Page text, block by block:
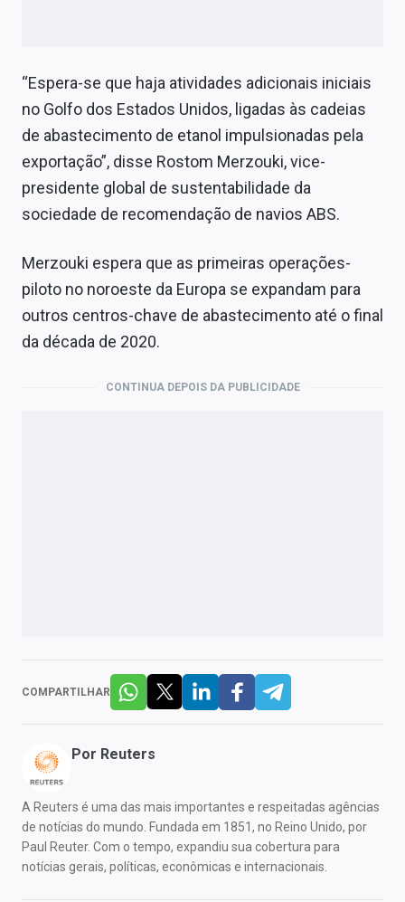
“Espera-se que haja atividades adicionais iniciais
no Golfo dos Estados Unidos, ligadas às cadeias
de abastecimento de etanol impulsionadas pela
exportação”, disse Rostom Merzouki, vice-
presidente global de sustentabilidade da
sociedade de recomendação de navios ABS.
Merzouki espera que as primeiras operações-
piloto no noroeste da Europa se expandam para
outros centros-chave de abastecimento até o final
da década de 2020.
CONTINUA DEPOIS DA PUBLICIDADE
COMPARTILHAR
Por Reuters
A Reuters é uma das mais importantes e respeitadas agências
de notícias do mundo. Fundada em 1851, no Reino Unido, por
Paul Reuter. Com o tempo, expandiu sua cobertura para
notícias gerais, políticas, econômicas e internacionais.